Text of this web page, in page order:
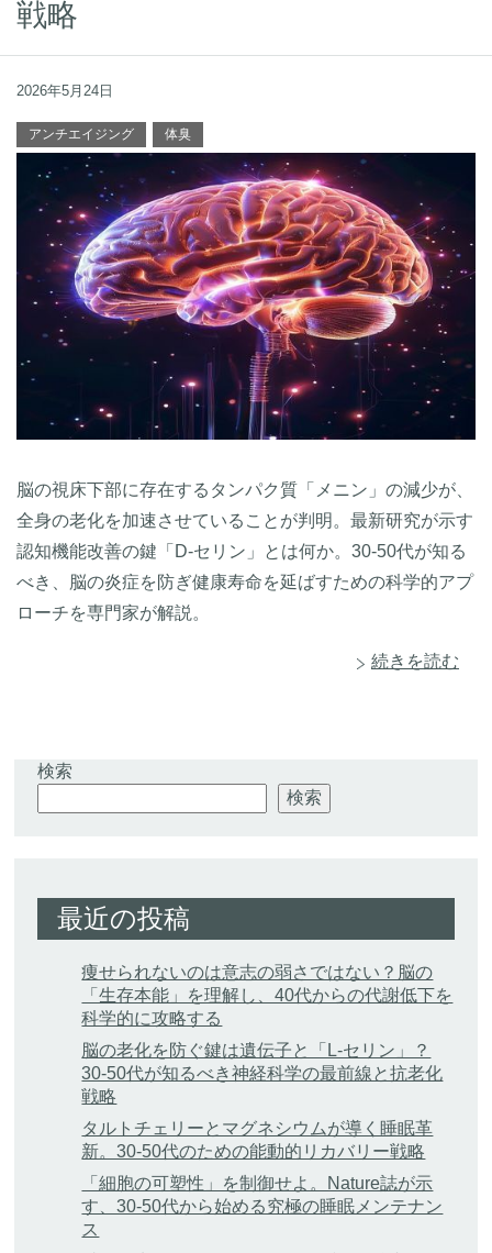
戦略
2026年5月24日
アンチエイジング 体臭
脳の視床下部に存在するタンパク質「メニン」の減少が、
全身の老化を加速させていることが判明。最新研究が示す
認知機能改善の鍵「D-セリン」とは何か。30-50代が知る
べき、脳の炎症を防ぎ健康寿命を延ばすための科学的アプ
ローチを専門家が解説。
続きを読む
検索
検索
最近の投稿
痩せられないのは意志の弱さではない？脳の
「生存本能」を理解し、40代からの代謝低下を
科学的に攻略する
脳の老化を防ぐ鍵は遺伝子と「L-セリン」？
30-50代が知るべき神経科学の最前線と抗老化
戦略
タルトチェリーとマグネシウムが導く睡眠革
新。30-50代のための能動的リカバリー戦略
「細胞の可塑性」を制御せよ。Nature誌が示
す、30-50代から始める究極の睡眠メンテナン
ス